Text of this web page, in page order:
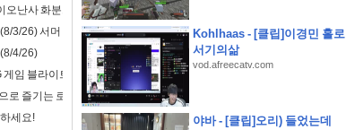
오난사 화분트레이
3/26) 서머 캠프 첫 날
4/26)
임 블라이트 워 : 사후 처리국 런칭 플레이 후기
로 즐기는 로컬 미식 여행!
세요!
Kohlhaas - [클립]이경민 홀로
서기의삶
vod.afreecatv.com
야바 - [클립]오리) 들었는데